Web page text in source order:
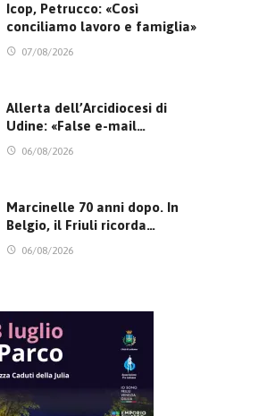
Icop, Petrucco: «Così
conciliamo lavoro e famiglia»
07/08/2026
Allerta dell’Arcidiocesi di
Udine: «False e-mail…
06/08/2026
Marcinelle 70 anni dopo. In
Belgio, il Friuli ricorda…
06/08/2026